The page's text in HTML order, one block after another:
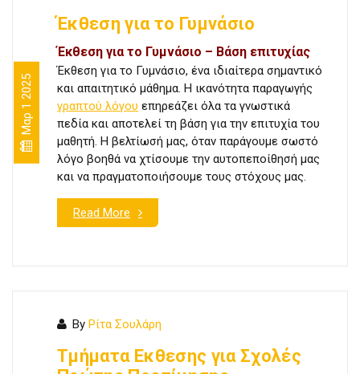
Μαρ 1 2025
Έκθεση για το Γυμνάσιο
Έκθεση για το Γυμνάσιο – Βάση επιτυχίας
Έκθεση για το Γυμνάσιο, ένα ιδιαίτερα σημαντικό
και απαιτητικό μάθημα. Η ικανότητα παραγωγής
γραπτού λόγου επηρεάζει όλα τα γνωστικά
πεδία και αποτελεί τη βάση για την επιτυχία του
μαθητή. Η βελτίωσή μας, όταν παράγουμε σωστό
λόγο βοηθά να χτίσουμε την αυτοπεποίθησή μας
και να πραγματοποιήσουμε τους στόχους μας.
Read More
By Ρίτα Σουλάρη
Τμήματα Εκθεσης για Σχολές